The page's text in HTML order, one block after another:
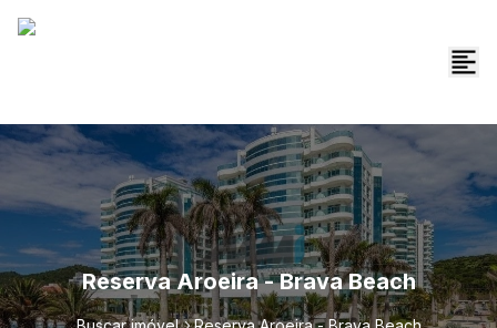
Reserva Aroeira - Brava Beach